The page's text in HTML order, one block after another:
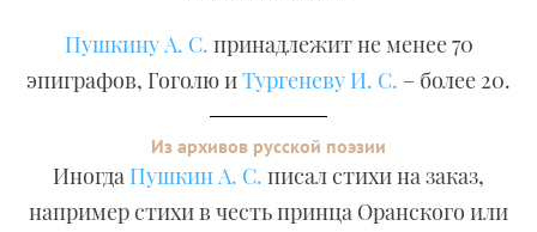
Пушкину А. С. принадлежит не менее 70
эпиграфов, Гоголю иТургеневу И. С. – более 20.
Из архивов русской поэзии
Иногда Пушкин А. С. писал стихи на заказ,
например стихи в честь принца Оранского или